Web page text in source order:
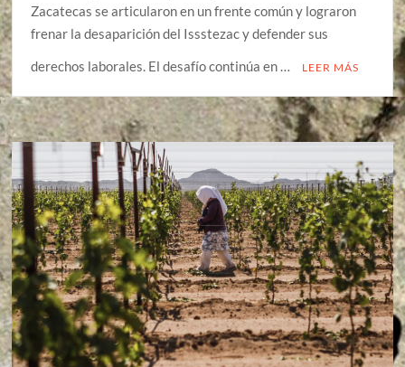
Zacatecas se articularon en un frente común y lograron
frenar la desaparición del Issstezac y defender sus
derechos laborales. El desafío continúa en …
LEER MÁS